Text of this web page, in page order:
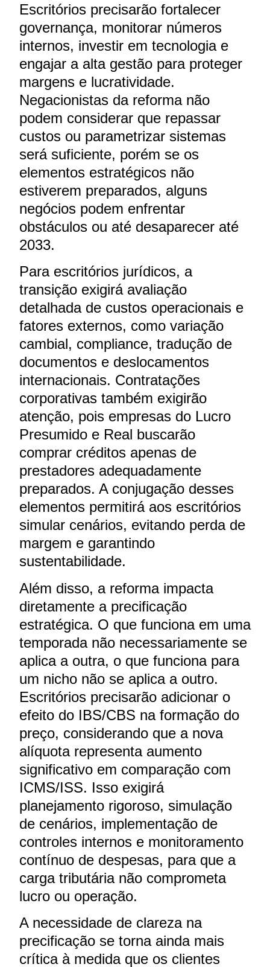
Escritórios precisarão fortalecer
governança, monitorar números
internos, investir em tecnologia e
engajar a alta gestão para proteger
margens e lucratividade.
Negacionistas da reforma não
podem considerar que repassar
custos ou parametrizar sistemas
será suficiente, porém se os
elementos estratégicos não
estiverem preparados, alguns
negócios podem enfrentar
obstáculos ou até desaparecer até
2033.
Para escritórios jurídicos, a
transição exigirá avaliação
detalhada de custos operacionais e
fatores externos, como variação
cambial, compliance, tradução de
documentos e deslocamentos
internacionais. Contratações
corporativas também exigirão
atenção, pois empresas do Lucro
Presumido e Real buscarão
comprar créditos apenas de
prestadores adequadamente
preparados. A conjugação desses
elementos permitirá aos escritórios
simular cenários, evitando perda de
margem e garantindo
sustentabilidade.
Além disso, a reforma impacta
diretamente a precificação
estratégica. O que funciona em uma
temporada não necessariamente se
aplica a outra, o que funciona para
um nicho não se aplica a outro.
Escritórios precisarão adicionar o
efeito do IBS/CBS na formação do
preço, considerando que a nova
alíquota representa aumento
significativo em comparação com
ICMS/ISS. Isso exigirá
planejamento rigoroso, simulação
de cenários, implementação de
controles internos e monitoramento
contínuo de despesas, para que a
carga tributária não comprometa
lucro ou operação.
A necessidade de clareza na
precificação se torna ainda mais
crítica à medida que os clientes